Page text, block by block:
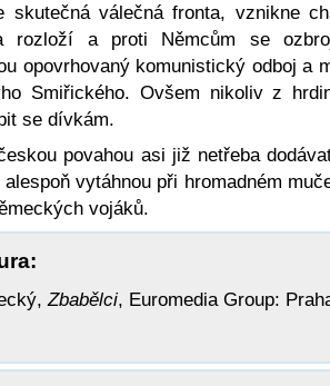
skutečná válečná fronta, vznikne
rozloží a proti Němcům se
opovrhovaný komunistický odboj a
Smiřického. Ovšem nikoliv z
se dívkám.
povahou asi již netřeba
vytáhnou při hromadném
vojáků.
Zbabělci, Euromedia Group: